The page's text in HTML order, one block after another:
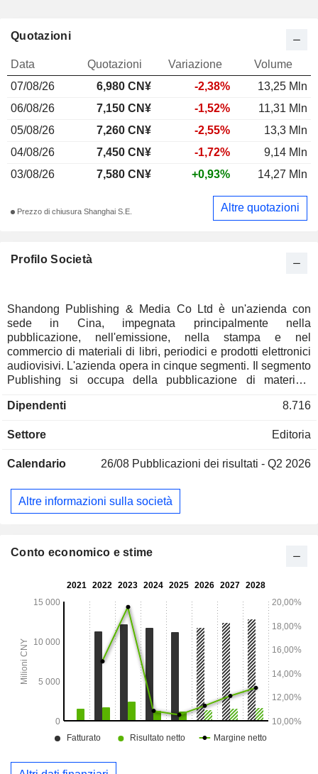
Profilo Società
Shandong Publishing & Media Co Ltd è un'azienda con
sede in Cina, impegnata principalmente nella
pubblicazione, nell'emissione, nella stampa e nel
commercio di materiali di libri, periodici e prodotti elettronici
audiovisivi. L'azienda opera in cinque segmenti. Il segmento
Publishing si occupa della pubblicazione di materiale
elettronici e prodotti digitali. Il segmento Emissione si
vendita al dettaglio e del funzionamento della catena di
elettronici, giornali e periodici e altre pubblicazioni. Il
materiali e del commercio estero. Il segmento Attività di
stampa si occupa di attività di stampa interna ed esterna. Il
e altre attività. La Società svolge le sue attività nel mercato
Dipendenti 8.716
Settore Editoria
Calendario 26/08 Pubblicazioni dei risultati - Q2 2026
Altre informazioni sulla società
Quotazioni
Data Quotazioni Variazione
Volume
07/08/26
6,980 CN¥ -2,38%
13,25 Mln
06/08/26
7,150 CN¥ -1,52%
11,31 Mln
05/08/26
7,260 CN¥ -2,55%
13,3 Mln
04/08/26
7,450 CN¥ -1,72%
9,14 Mln
03/08/26
7,580 CN¥ +0,93% 14,27 Mln
Prezzo di chiusura Shanghai S.E. Altre quotazioni
Conto economico e stime